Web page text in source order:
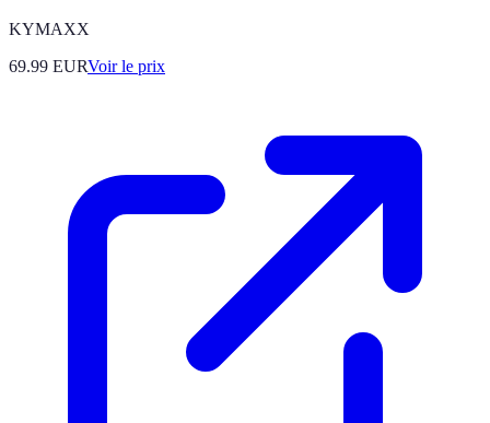
KYMAXX
69.99 EURVoir le prix